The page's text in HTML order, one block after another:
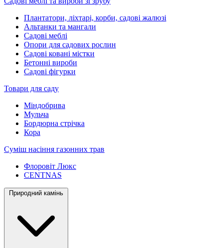
Плантатори, ліхтарі, корби, садові жалюзі
Альтанки та мангали
Садові меблі
Опори для садових рослин
Садові ковані містки
Бетонні вироби
Садові фігурки
Товари для саду
Міндобрива
Мульча
Бордюрна стрічка
Кора
Суміш насіння газонних трав
Флоровіт Люкс
СENTNAS
Природний камінь